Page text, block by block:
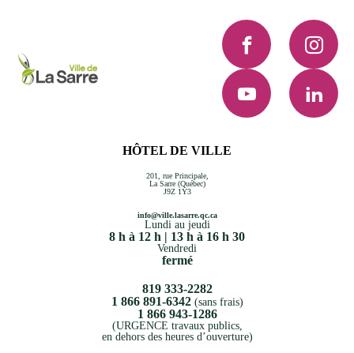
HÔTEL DE VILLE
201, rue Principale,
La Sarre (Québec)
J9Z 1Y3
info@ville.lasarre.qc.ca
Lundi au jeudi
8 h à 12 h | 13 h à 16 h 30
Vendredi
fermé
819 333-2282
1 866 891-6342(sans frais)
1 866 943-1286
(URGENCE travaux publics,
en dehors des heures d’ouverture)
Facebook
YouTube